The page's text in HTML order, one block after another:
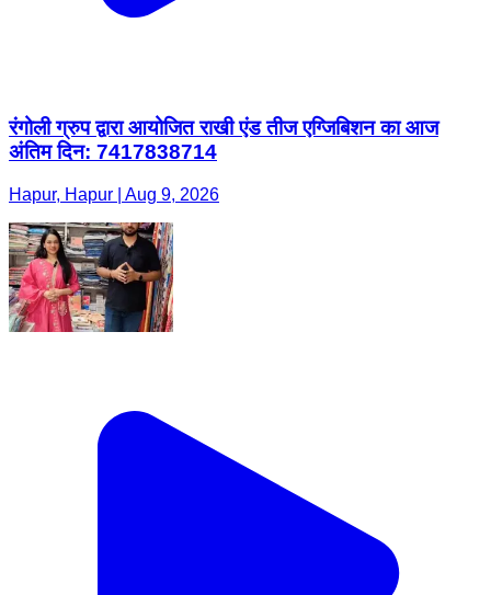
रंगोली ग्रुप द्वारा आयोजित राखी एंड तीज एग्जिबिशन का आज
अंतिम दिन: 7417838714
Hapur, Hapur | Aug 9, 2026